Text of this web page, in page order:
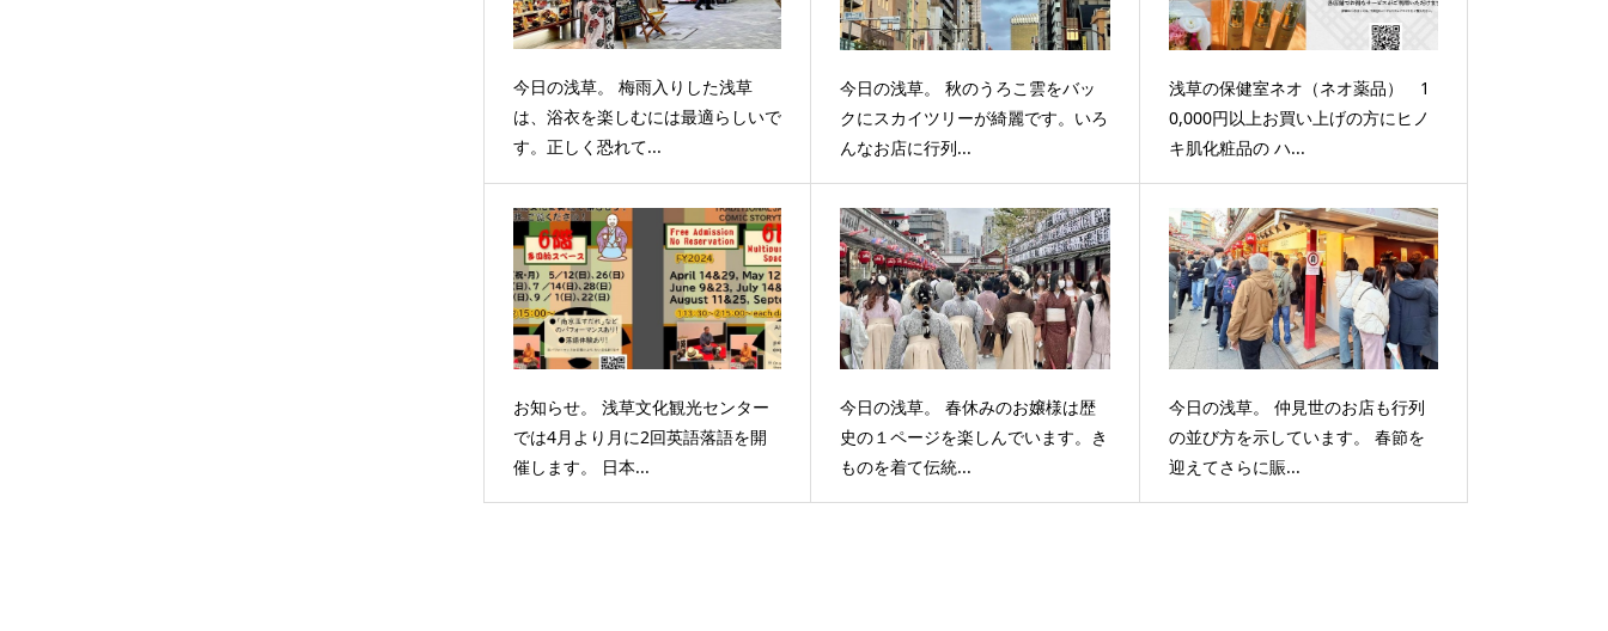
今日の浅草。 梅雨入りした浅草
は、浴衣を楽しむには最適らしいで
す。正しく恐れて...
今日の浅草。 秋のうろこ雲をバッ
クにスカイツリーが綺麗です。いろ
んなお店に行列...
浅草の保健室ネオ（ネオ薬品） 1
0,000円以上お買い上げの方にヒノ
キ肌化粧品の ハ...
お知らせ。 浅草文化観光センター
では4月より月に2回英語落語を開
催します。 日本...
今日の浅草。 春休みのお嬢様は歴
史の１ページを楽しんでいます。き
ものを着て伝統...
今日の浅草。 仲見世のお店も行列
の並び方を示しています。 春節を
迎えてさらに賑...